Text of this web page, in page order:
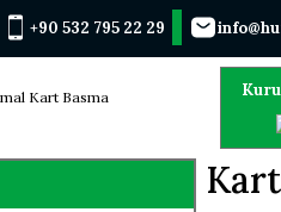
+90 532 795 22 29